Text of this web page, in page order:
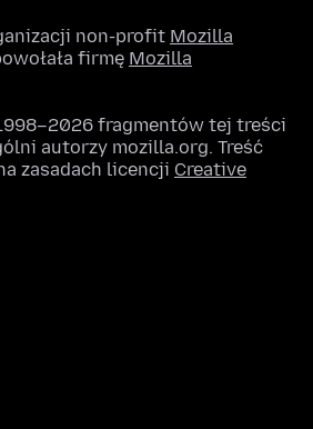
non-profit Mozilla
firmę Mozilla
fragmentów tej treści
autorzy mozilla.org. Treść
zasadach licencji Creative